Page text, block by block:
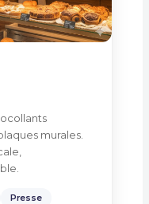
murales.
Presse